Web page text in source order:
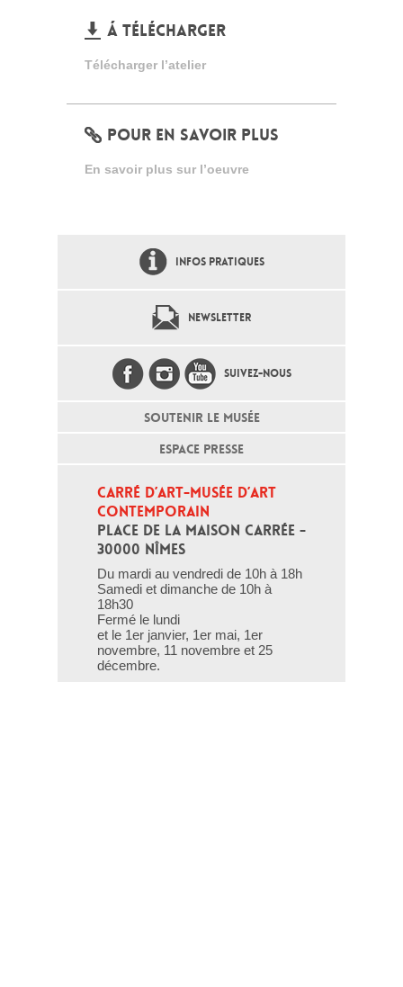
Á TÉLÉCHARGER
Télécharger l’atelier
POUR EN SAVOIR PLUS
En savoir plus sur l’oeuvre
INFOS PRATIQUES
NEWSLETTER
SUIVEZ-NOUS
SOUTENIR LE MUSÉE
ESPACE PRESSE
CARRÉ D’ART-MUSÉE D’ART
CONTEMPORAIN
PLACE DE LA MAISON CARRÉE -
30000 NÎMES
Du mardi au vendredi de 10h à 18h
Samedi et dimanche de 10h à
18h30
Fermé le lundi
et le 1er janvier, 1er mai, 1er
novembre, 11 novembre et 25
décembre.